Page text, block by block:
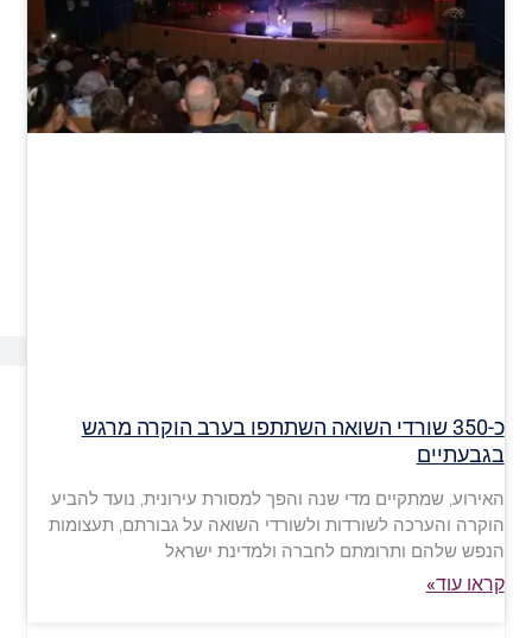
כ-350 שורדי השואה השתתפו בערב הוקרה מרגש
בגבעתיים
האירוע, שמתקיים מדי שנה והפך למסורת עירונית, נועד להביע
הוקרה והערכה לשורדות ולשורדי השואה על גבורתם, תעצומות
הנפש שלהם ותרומתם לחברה ולמדינת ישראל
קראו עוד»